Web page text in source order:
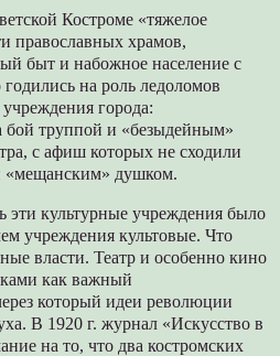
Костроме «тяжелое
православных храмов,
быт и набожное население с
на роль ледоломов
города:
бой труппой и «безыдейным»
с афиш которых не сходили
«мещанским» душком.
эти культурные учреждения было
учреждения культовые. Что
власти. Театр и особенно кино
как важ­ный
который идеи революции
В 1920 г. журнал «Искусство в
на то, что два костромских